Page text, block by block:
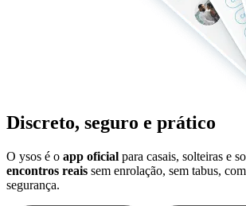
Discreto, seguro e prático
O ysos é o app oficial para casais, solteiras e
encontros reais sem enrolação, sem tabus,
segurança.